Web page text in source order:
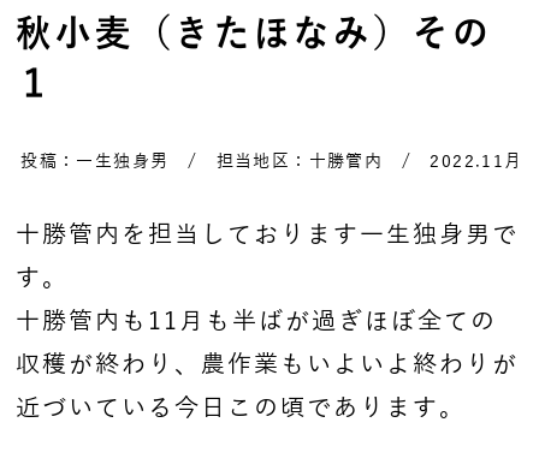
秋小麦（きたほなみ）その
１
投稿：一生独身男 / 担当地区：十勝管内 / 2022.11月
十勝管内を担当しております一生独身男で
す。
十勝管内も11月も半ばが過ぎほぼ全ての
収穫が終わり、農作業もいよいよ終わりが
近づいている今日この頃であります。